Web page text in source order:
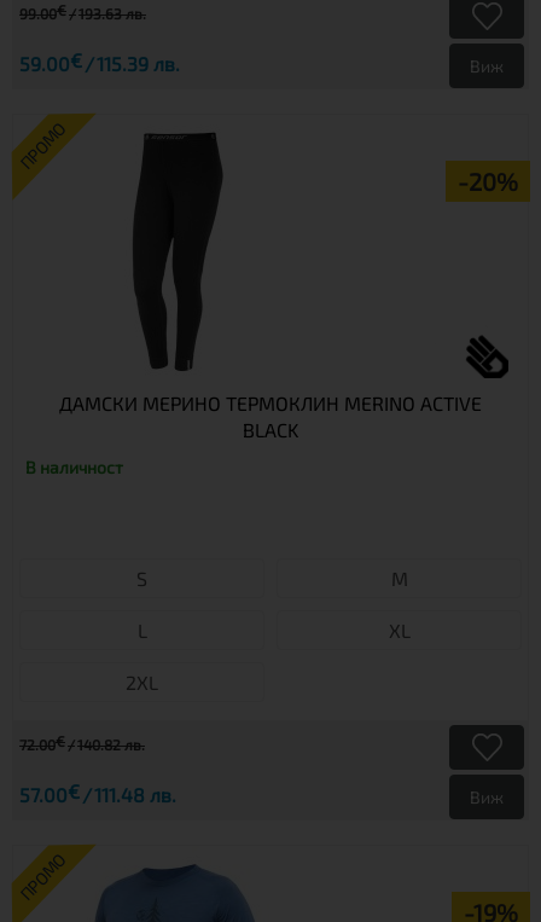
99.00€ 193.63 лв.
59.00€ 115.39 лв. Виж
ПРОМО
-20%
ДАМСКИ МЕРИНО ТЕРМОКЛИН MERINO ACTIVE
BLACK
В наличност
S М
L XL
2XL
72.00€ 140.82 лв.
57.00€ 111.48 лв. Виж
ПРОМО
-19%